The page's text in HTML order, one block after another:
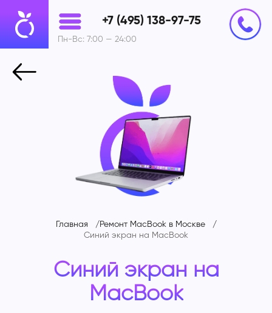
+7 (495) 138-97-75
Пн-Вс: 7:00 — 24:00
Главная
Ремонт MacBook в Москве
Синий экран на MacBook
Синий экран на
MacBook